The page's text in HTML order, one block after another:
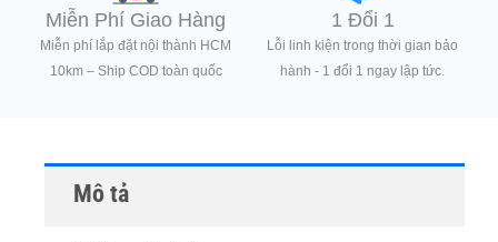
Miễn Phí Giao Hàng
Miễn phí lắp đặt nội thành HCM
10km – Ship COD toàn quốc
1 Đổi 1
Lỗi linh kiện trong thời gian bảo
hành - 1 đổi 1 ngay lập tức.
Mô tả